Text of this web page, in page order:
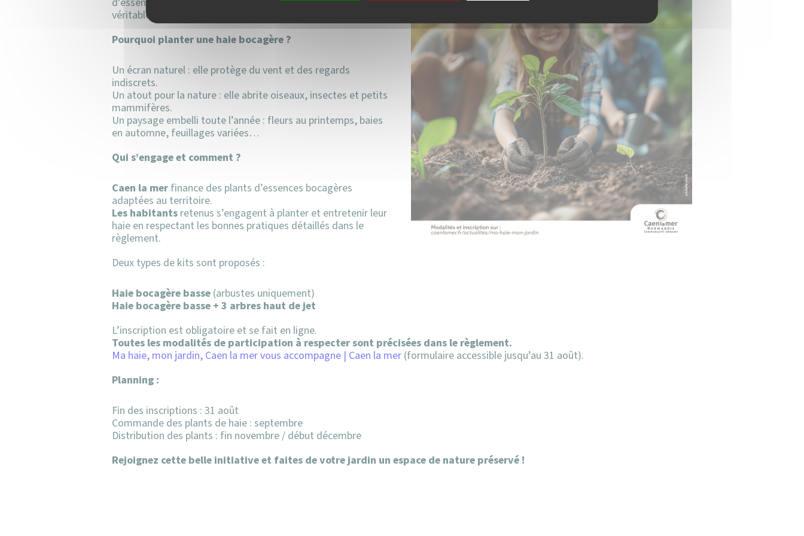
véritable refuge pour la faune.
Pourquoi planter une haie bocagère ?
Un écran naturel : elle protège du vent et des regards
indiscrets.
Un atout pour la nature : elle abrite oiseaux, insectes et petits
mammifères.
Un paysage embelli toute l’année : fleurs au printemps, baies
en automne, feuillages variées…
Qui s’engage et comment ?
Caen la merfinance des plants d’essences bocagères
adaptées au territoire.
Les habitantsretenus s’engagent à planter et entretenir leur
haie en respectant les bonnes pratiques détaillés dans le
règlement.
Deux types de kits sont proposés :
Haie bocagère basse(arbustes uniquement)
Haie bocagère basse + 3 arbres haut de jet
L’inscription est obligatoire et se fait en ligne.
Toutes les modalités de participation à respecter sont précisées dans le règlement.
Ma haie, mon jardin, Caen la mer vous accompagne | Caen la mer(formulaire accessible jusqu’au 31 août).
Planning :
Fin des inscriptions : 31 août
Commande des plants de haie : septembre
Distribution des plants : fin novembre / début décembre
Rejoignez cette belle initiative et faites de votre jardin un espace de nature préservé !